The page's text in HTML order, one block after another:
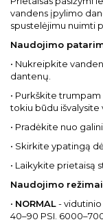
vandens įpylimo
spustelėjimu nuimti
Naudojimo
• Nukreipkite
dantenų.
• Purkškite
tokiu būdu išvalysite
• Pradėkite nuo
• Skirkite ypatingą
• Laikykite prietaisą
Naudojimo
• NORMAL- vidutinio
40–90 PSI.